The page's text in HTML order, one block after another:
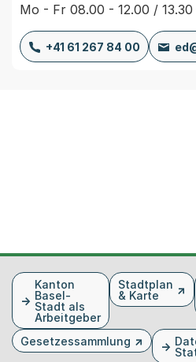
Mo - Fr 08.00 - 12.00 /
+41 61 267 84 00
FusszeileKanton
Basel-
Stadt als
Arbeitgeber
Stadtplan
& Karte
Gesetzessammlung